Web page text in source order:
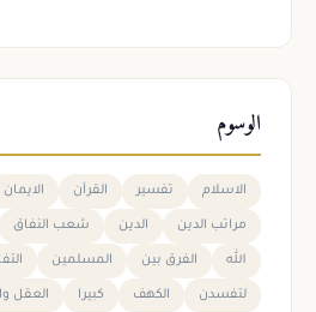
الوسوم
الاسلام تفسير القرآن الايمان
مراتب الدين الدين شعب النفاق
الله الفرق بين المسلمين
لتفسدن الكهف كبيرا العقل